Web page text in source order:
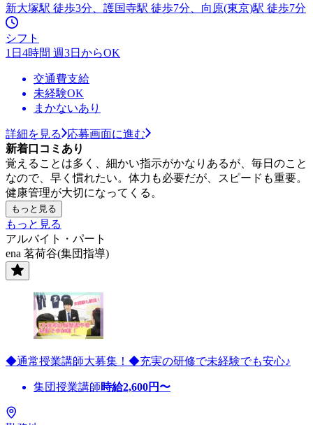
新大塚駅 徒歩3分、護国寺駅 徒歩7分、向原(東京)駅 徒歩7分
シフト
1日4時間 週3日からOK
交通費支給
未経験OK
まかないあり
詳細を見る
応募画面に進む
新着口コミあり
覚えることは多く、細かい指示がかなりあるが、毎日のこと
なので、早く慣れたい。体力も必要だが、スピードも重要。
健康管理が大切になってくる。
もっと見る
もっと見る
アルバイト・パート
ena 茗荷谷(集団指導)
◆通常授業講師大募集！◆充実の研修で未経験でも安心♪
集団授業講師時給2,600円〜